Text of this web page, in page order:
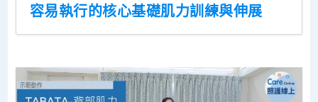
容易執行的核心基礎肌力訓練與伸展